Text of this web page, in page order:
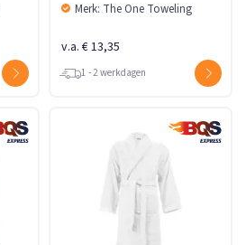
Merk: The One Toweling
v.a. € 13,35
1 - 2 werkdagen